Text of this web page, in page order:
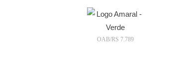
OAB/RS 7.789